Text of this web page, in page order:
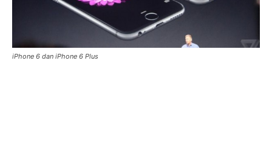
iPhone 6 dan iPhone 6 Plus